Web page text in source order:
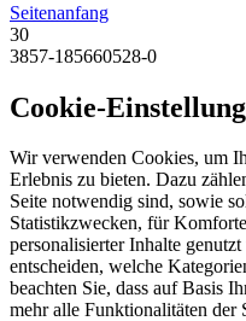
Seitenanfang
30
3857-185660528-0
Cookie-
Wir verwenden Cookies, um
Erlebnis zu bieten. Dazu
Seite notwendig sind, sowie
Statistikzwecken, für
personalisierter Inhalte
entscheiden, welche
beachten Sie, dass auf Basis
mehr alle Funktionalitäten der